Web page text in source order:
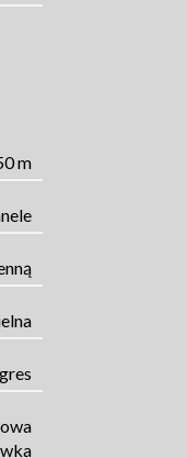
m
gres